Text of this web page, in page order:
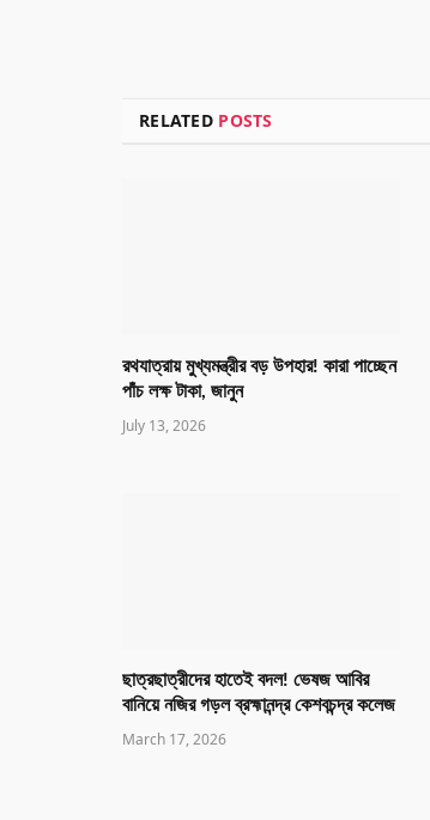
RELATED POSTS
রথযাত্রায় মুখ্যমন্ত্রীর বড় উপহার! কারা পাচ্ছেন
পাঁচ লক্ষ টাকা, জানুন
July 13, 2026
ছাত্রছাত্রীদের হাতেই বদল! ভেষজ আবির
বানিয়ে নজির গড়ল ব্রহ্মানন্দ্র কেশবচন্দ্র কলেজ
March 17, 2026